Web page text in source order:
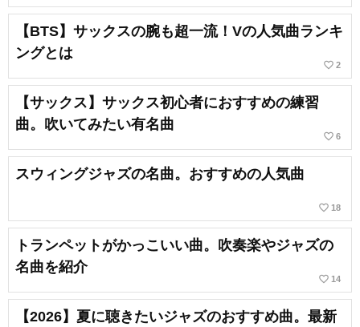
【BTS】サックスの腕も超一流！Vの人気曲ランキ
ングとは
favorite_border 2
【サックス】サックス初心者におすすめの練習
曲。吹いてみたい有名曲
favorite_border 6
スウィングジャズの名曲。おすすめの人気曲
favorite_border 18
トランペットがかっこいい曲。吹奏楽やジャズの
名曲を紹介
favorite_border 14
【2026】夏に聴きたいジャズのおすすめ曲。最新